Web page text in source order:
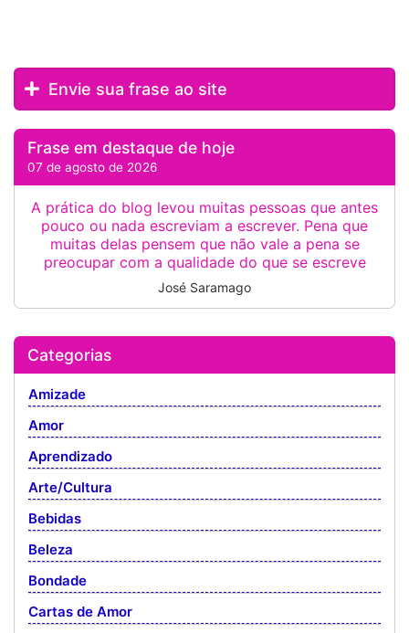
Envie sua frase ao site
Frase em destaque de hoje
07 de agosto de 2026
A prática do blog levou muitas pessoas que antes
pouco ou nada escreviam a escrever. Pena que
muitas delas pensem que não vale a pena se
preocupar com a qualidade do que se escreve
José Saramago
Categorias
Amizade
Amor
Aprendizado
Arte/Cultura
Bebidas
Beleza
Bondade
Cartas de Amor